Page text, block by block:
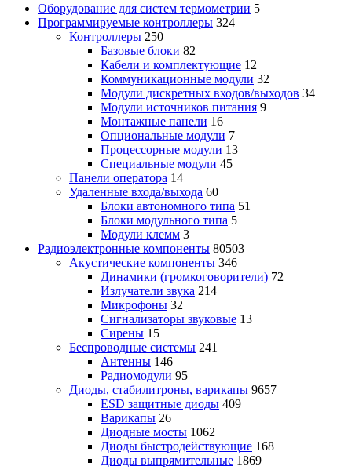
Оборудование для систем термометрии 5
Программируемые контроллеры 324
Контроллеры 250
Базовые блоки 82
Кабели и комплектующие 12
Коммуникационные модули 32
Модули дискретных входов/выходов 34
Модули источников питания 9
Монтажные панели 16
Опциональные модули 7
Процессорные модули 13
Специальные модули 45
Панели оператора 14
Удаленные входа/выхода 60
Блоки автономного типа 51
Блоки модульного типа 5
Модули клемм 3
Радиоэлектронные компоненты 80503
Акустические компоненты 346
Динамики (громкоговорители) 72
Излучатели звука 214
Микрофоны 32
Сигнализаторы звуковые 13
Сирены 15
Беспроводные системы 241
Антенны 146
Радиомодули 95
Диоды, стабилитроны, варикапы 9657
ESD защитные диоды 409
Варикапы 26
Диодные мосты 1062
Диоды быстродействующие 168
Диоды выпрямительные 1869